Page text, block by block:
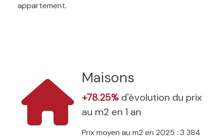
appartement.
Maisons
+78.25% d'évolution du prix
au m2 en 1 an
Prix moyen au m2 en 2025 : 3 384